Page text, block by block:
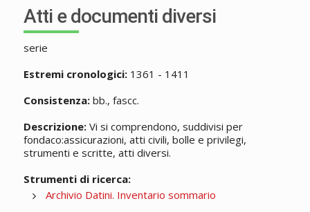
Atti e documenti diversi
serie
Estremi cronologici:1361 - 1411
Consistenza:bb., fascc.
Descrizione:Vi si comprendono, suddivisi per
fondaco:assicurazioni, atti civili, bolle e privilegi,
strumenti e scritte, atti diversi.
Strumenti di ricerca:
Archivio Datini. Inventario sommario